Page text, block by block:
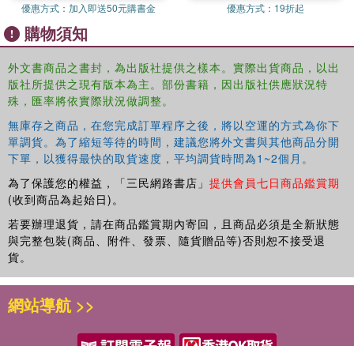
優惠方式： 加入即送50元購書金 優惠方式： 19折起
購物須知
外文書商品之書封，為出版社提供之樣本。實際出貨商品，以出
版社所提供之現有版本為主。部份書籍，因出版社供應狀況特
殊，匯率將依實際狀況做調整。
無庫存之商品，在您完成訂單程序之後，將以空運的方式為你下
單調貨。為了縮短等待的時間，建議您將外文書與其他商品分開
下單，以獲得最快的取貨速度，平均調貨時間為1~2個月。
為了保護您的權益，「三民網路書店」 提供會員七日商品鑑賞期
(收到商品為起始日)。
若要辦理退貨，請在商品鑑賞期內寄回，且商品必須是全新狀態
與完整包裝(商品、附件、發票、隨貨贈品等)否則恕不接受退
貨。
網站導航 >>